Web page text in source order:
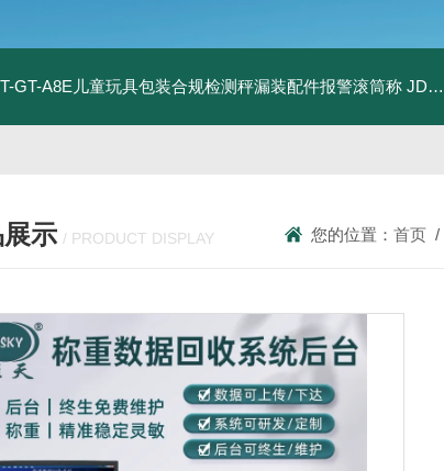
GT-A8E儿童玩具包装合规检测秤漏装配件报警滚筒称 JDT-WN-Q20S食品制造扫码识别防错配料智能称重终端
示 / PRODUCT DISPLAY 您的位置：首页 /